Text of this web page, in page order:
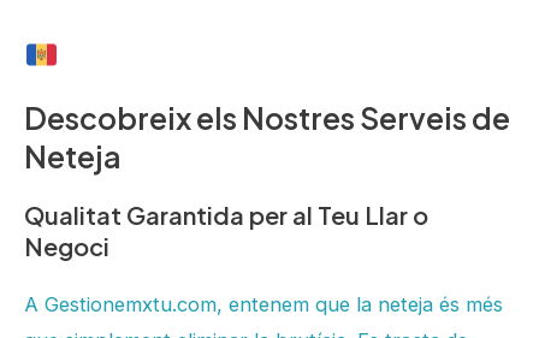
Descobreix els Nostres Serveis de
Neteja
Qualitat Garantida per al Teu Llar o
Negoci
A Gestionemxtu.com, entenem que la neteja és més